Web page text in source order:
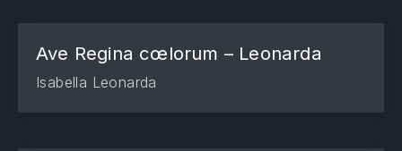
Ave Regina cœlorum – Leonarda
Isabella Leonarda